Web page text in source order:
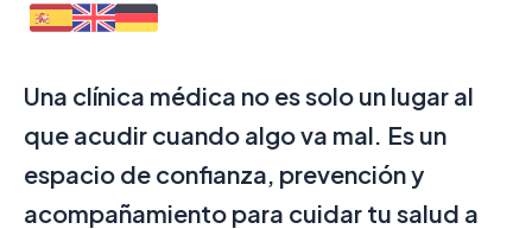
Una clínica médica no es solo un lugar al
que acudir cuando algo va mal. Es un
espacio de confianza, prevención y
acompañamiento para cuidar tu salud a